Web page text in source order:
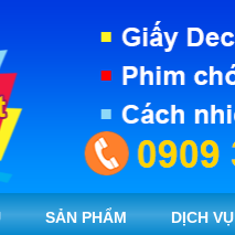
SẢN PHẨM DỊCH VỤ